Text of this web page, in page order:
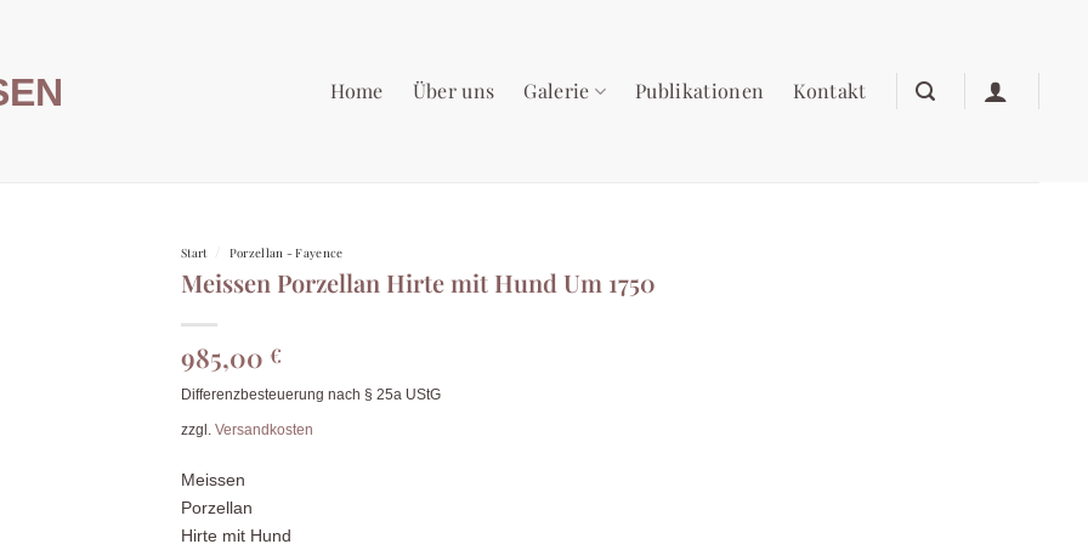
Home Über uns Galerie Publikationen Kontakt
Start Porzellan - Fayence
Meissen Porzellan Hirte mit Hund Um 1750
985,00 €
Differenzbesteuerung nach § 25a UStG
zzgl. Versandkosten
Meissen
Porzellan
Hirte mit Hund